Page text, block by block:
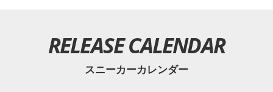
RELEASE CALENDAR
スニーカーカレンダー